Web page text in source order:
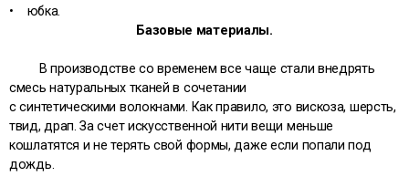
• юбка.
Базовые материалы.
В производстве со временем все чаще стали внедрять
смесь натуральных тканей в сочетании
с синтетическими волокнами. Как правило, это вискоза, шерсть,
твид, драп. За счет искусственной нити вещи меньше
кошлатятся и не терять свой формы, даже если попали под
дождь.